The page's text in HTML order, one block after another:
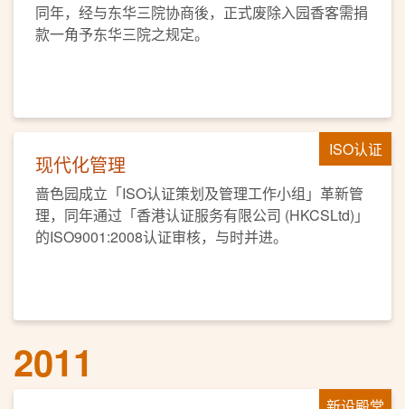
同年，经与东华三院协商後，正式废除入园香客需捐
款一角予东华三院之规定。
ISO认证
现代化管理
啬色园成立「ISO认证策划及管理工作小组」革新管
理，同年通过「香港认证服务有限公司 (HKCSLtd)」
的ISO9001:2008认证审核，与时并进。
2011